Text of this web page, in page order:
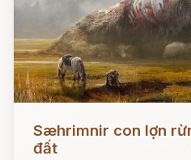
Sæhrimnir con lợn
đất